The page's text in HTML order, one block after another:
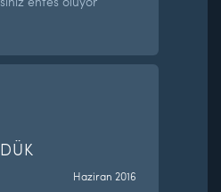
Haziran 2016